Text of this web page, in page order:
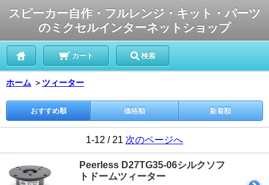
スピーカー自作・フルレンジ・キット・パーツ
のミクセルインターネットショップ
カート 検索
ホーム ＞ ツィーター
おすすめ順 価格順 新着順
1-12 / 21 次のページへ
Peerless D27TG35-06シルクソフ
トドームツィーター